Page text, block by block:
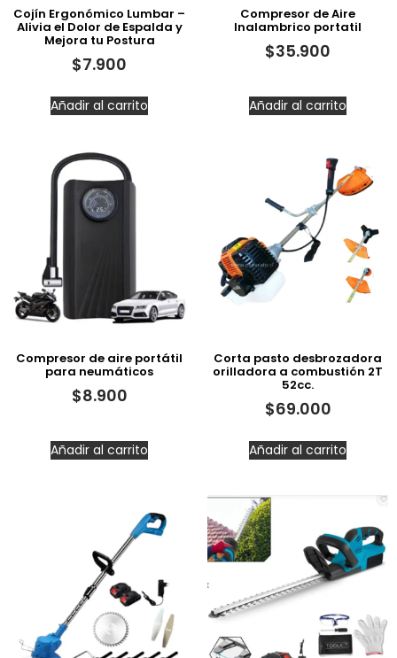
Cojín Ergonómico Lumbar –
Alivia el Dolor de Espalda y
Mejora tu Postura
$7.900
Añadir al carrito
Compresor de Aire
Inalambrico portatil
$35.900
Añadir al carrito
Compresor de aire portátil
para neumáticos
$8.900
Añadir al carrito
Corta pasto desbrozadora
orilladora a combustión 2T
52cc.
$69.000
Añadir al carrito